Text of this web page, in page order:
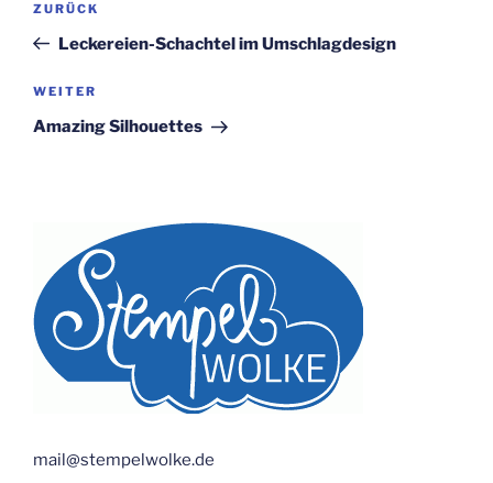
Vorheriger
Beitrag
ZURÜCK
Leckereien-Schachtel im Umschlagdesign
Nächster
Beitrag
WEITER
Amazing Silhouettes
mail@stempelwolke.de